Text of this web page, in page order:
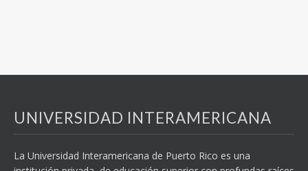
UNIVERSIDAD INTERAMERICANA
La Universidad Interamericana de Puerto Rico es una